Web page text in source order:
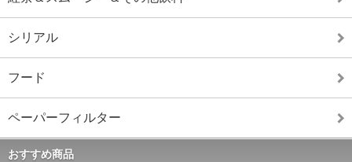
シリアル
フード
ペーパーフィルター
おすすめ商品